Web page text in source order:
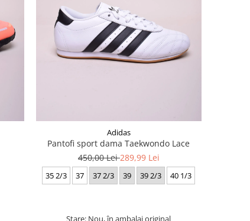
Adidas
Pantofi sport dama Taekwondo Lace
450,00 Lei289,99 Lei
35 2/3 37 37 2/3 39 39 2/3 40 1/3